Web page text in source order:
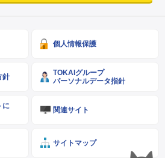
個人情報保護
針
TOKAIグループ
パーソナルデータ指針
に
関連サイト
サイトマップ